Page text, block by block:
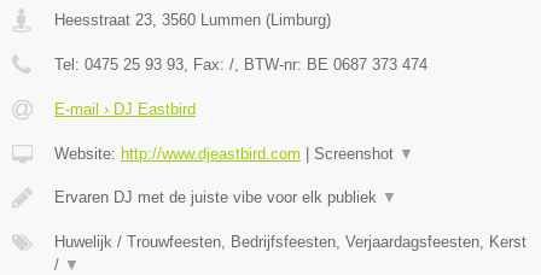
Heesstraat 23 3560 Lummen (Limburg)
Tel: 0475 25 93 93 , Fax: / , BTW-nr: BE 0687 373 474
E-mail › DJ Eastbird
Website: http://www.djeastbird.com | Screenshot ▼
Ervaren DJ met de juiste vibe voor elk publiek ▼
Huwelijk / Trouwfeesten, Bedrijfsfeesten, Verjaardagsfeesten, Kerst
/ ▼